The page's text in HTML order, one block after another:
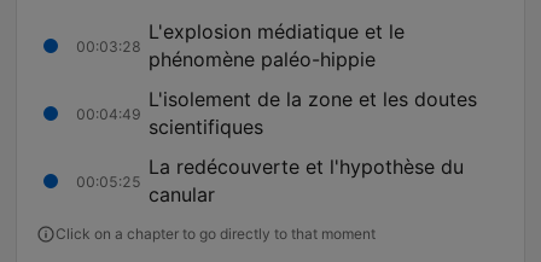
00:03:28
L'explosion médiatique et le
phénomène paléo-hippie
00:04:49
L'isolement de la zone et les doutes
scientifiques
00:05:25
La redécouverte et l'hypothèse du
canular
Click on a chapter to go directly to that moment